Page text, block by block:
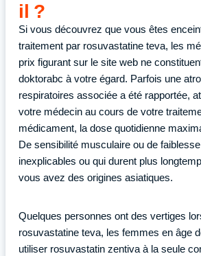
il ?
Si vous découvrez que vous êtes
traitement par rosuvastatine teva, les
prix figurant sur le site web ne
doktorabc à votre égard. Parfois une
respiratoires associée a été rapportée,
votre médecin au cours de votre
médicament, la dose quotidienne
De sensibilité musculaire ou de
inexplicables ou qui durent plus
vous avez des origines asiatiques.
Quelques personnes ont des vertiges
rosuvastatine teva, les femmes en âge
utiliser rosuvastatin zentiva à la seule